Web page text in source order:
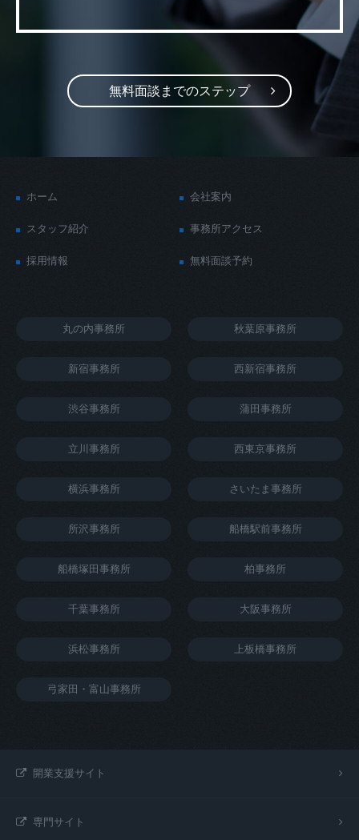
無料面談までのステップ
ホーム 会社案内
スタッフ紹介 事務所アクセス
採用情報 無料面談予約
丸の内事務所 秋葉原事務所
新宿事務所 西新宿事務所
渋谷事務所 蒲田事務所
立川事務所 西東京事務所
横浜事務所 さいたま事務所
所沢事務所 船橋駅前事務所
船橋塚田事務所 柏事務所
千葉事務所 大阪事務所
浜松事務所 上板橋事務所
弓家田・富山事務所
開業支援サイト
専門サイト